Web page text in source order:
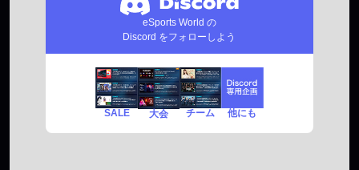
eSports World の
Discord をフォローしよう
SALE 大会 チーム 他にも